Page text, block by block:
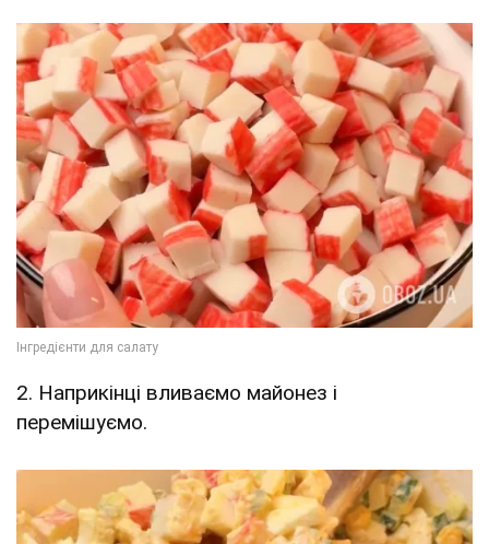
2. Наприкінці вливаємо майонез і
перемішуємо.